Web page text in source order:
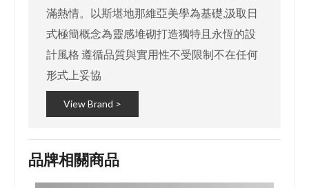
滿熱情。以斯堪地那維亞美學為基礎,汲取日
式極簡概念為靈感堆砌打造獨特且永恆的設
計風格 遵循品質與實用性不受限制不在任何
形式上妥協
View Brand >
品牌相關商品